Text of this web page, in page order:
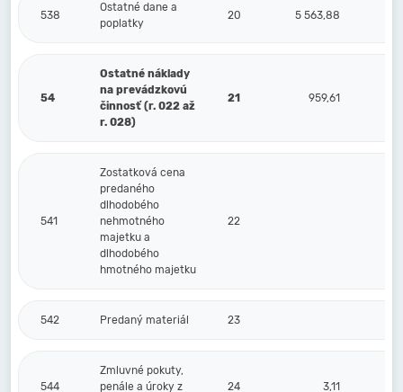
538
Ostatné dane a
poplatky
20 5 563,88
54
Ostatné náklady
na prevádzkovú
činnosť (r. 022 až
r. 028)
21 959,61
541
Zostatková cena
predaného
dlhodobého
nehmotného
majetku a
dlhodobého
hmotného majetku
22
542 Predaný materiál 23
544
Zmluvné pokuty,
penále a úroky z
24 3,11